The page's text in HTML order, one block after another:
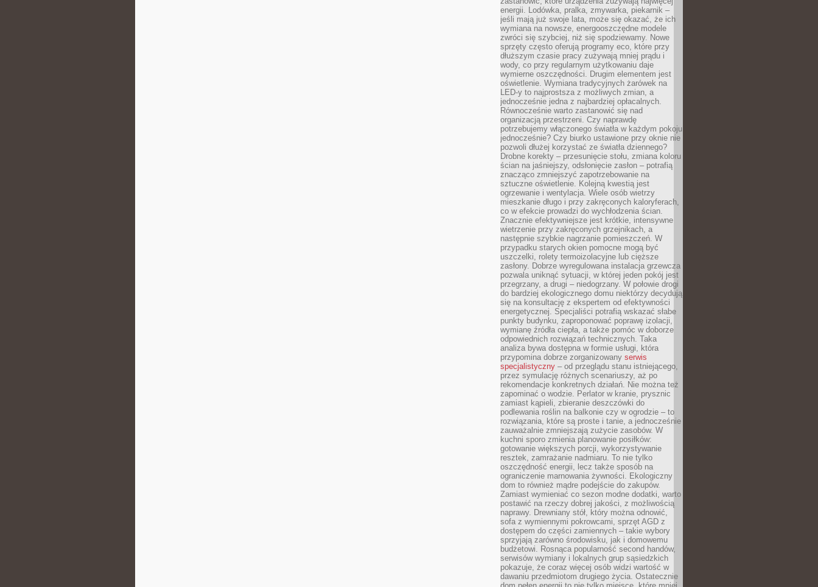
energii. Lodówka, pralka, zmywarka, piekarnik –
jeśli mają już swoje lata, może się okazać, że ich
wymiana na nowsze, energooszczędne modele
zwróci się szybciej, niż się spodziewamy. Nowe
sprzęty często oferują programy eco, które przy
dłuższym czasie pracy zużywają mniej prądu i
wody, co przy regularnym użytkowaniu daje
wymierne oszczędności. Drugim elementem jest
oświetlenie. Wymiana tradycyjnych żarówek na
LED-y to najprostsza z możliwych zmian, a
jednocześnie jedna z najbardziej opłacalnych.
Równocześnie warto zastanowić się nad
organizacją przestrzeni. Czy naprawdę
potrzebujemy włączonego światła w każdym pokoju
jednocześnie? Czy biurko ustawione przy oknie nie
pozwoli dłużej korzystać ze światła dziennego?
Drobne korekty – przesunięcie stołu, zmiana koloru
ścian na jaśniejszy, odsłonięcie zasłon – potrafią
znacząco zmniejszyć zapotrzebowanie na
sztuczne oświetlenie. Kolejną kwestią jest
ogrzewanie i wentylacja. Wiele osób wietrzy
mieszkanie długo i przy zakręconych kaloryferach,
co w efekcie prowadzi do wychłodzenia ścian.
Znacznie efektywniejsze jest krótkie, intensywne
wietrzenie przy zakręconych grzejnikach, a
następnie szybkie nagrzanie pomieszczeń. W
przypadku starych okien pomocne mogą być
uszczelki, rolety termoizolacyjne lub cięższe
zasłony. Dobrze wyregulowana instalacja grzewcza
pozwala uniknąć sytuacji, w której jeden pokój jest
przegrzany, a drugi – niedogrzany. W połowie drogi
do bardziej ekologicznego domu niektórzy decydują
się na konsultację z ekspertem od efektywności
energetycznej. Specjaliści potrafią wskazać słabe
punkty budynku, zaproponować poprawę izolacji,
wymianę źródła ciepła, a także pomóc w doborze
odpowiednich rozwiązań technicznych. Taka
analiza bywa dostępna w formie usługi, która
przypomina dobrze zorganizowany serwis
specjalistyczny – od przeglądu stanu istniejącego,
przez symulację różnych scenariuszy, aż po
rekomendacje konkretnych działań. Nie można też
zapominać o wodzie. Perlator w kranie, prysznic
zamiast kąpieli, zbieranie deszczówki do
podlewania roślin na balkonie czy w ogrodzie – to
rozwiązania, które są proste i tanie, a jednocześnie
zauważalnie zmniejszają zużycie zasobów. W
kuchni sporo zmienia planowanie posiłków:
gotowanie większych porcji, wykorzystywanie
resztek, zamrażanie nadmiaru. To nie tylko
oszczędność energii, lecz także sposób na
ograniczenie marnowania żywności. Ekologiczny
dom to również mądre podejście do zakupów.
Zamiast wymieniać co sezon modne dodatki, warto
postawić na rzeczy dobrej jakości, z możliwością
naprawy. Drewniany stół, który można odnowić,
sofa z wymiennymi pokrowcami, sprzęt AGD z
dostępem do części zamiennych – takie wybory
sprzyjają zarówno środowisku, jak i domowemu
budżetowi. Rosnąca popularność second handów,
serwisów wymiany i lokalnych grup sąsiedzkich
pokazuje, że coraz więcej osób widzi wartość w
dawaniu przedmiotom drugiego życia. Ostatecznie